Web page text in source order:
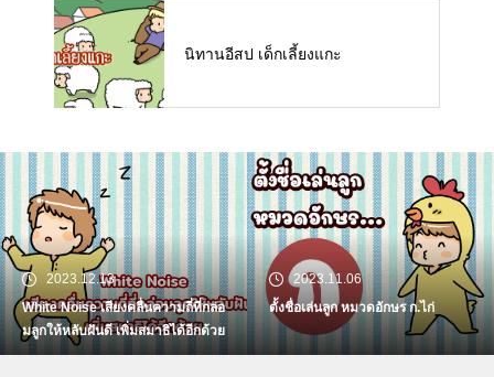
นิทานอีสป เด็กเลี้ยงแกะ
2023.12.13
White Noise เสียงคลื่นความถี่ที่กล่อ
มลูกให้หลับฝันดี เพิ่มสมาธิได้อีกด้วย
2023.11.06
ตั้งชื่อเล่นลูก หมวดอักษร ก.ไก่